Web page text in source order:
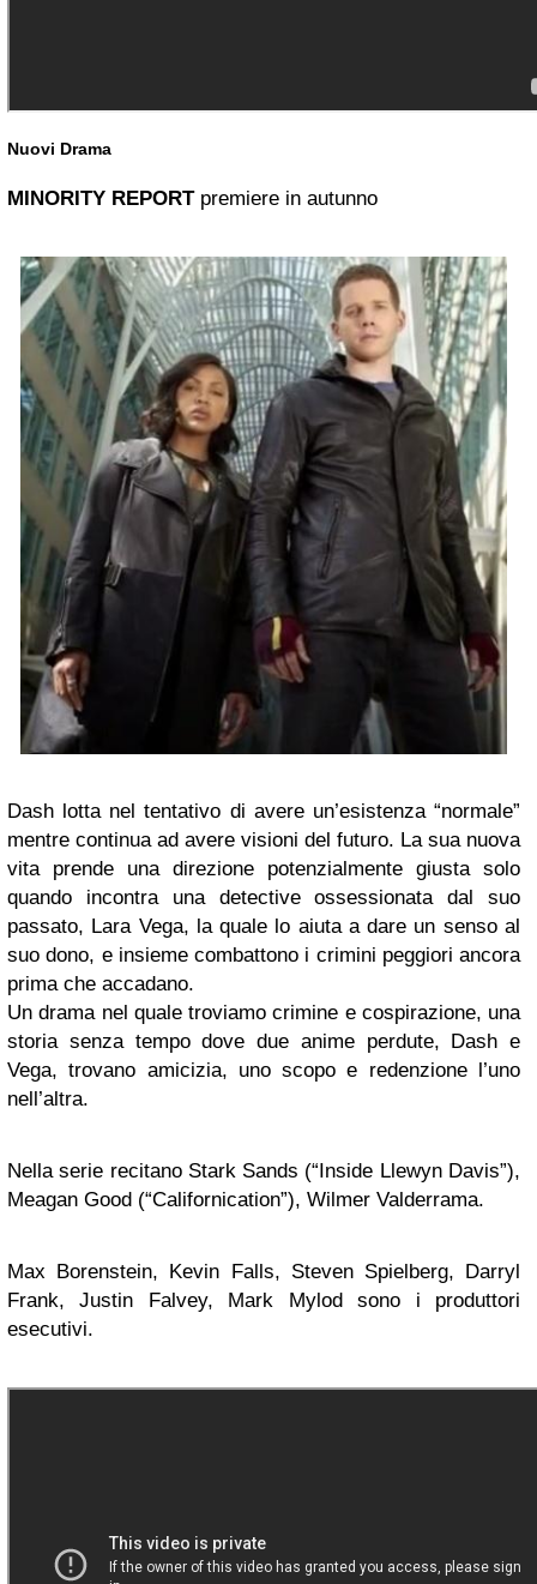
Nuovi Drama
MINORITY REPORT premiere in autunno
Dash lotta nel tentativo di avere un’esistenza “normale”
mentre continua ad avere visioni del futuro. La sua nuova
vita prende una direzione potenzialmente giusta solo
quando incontra una detective ossessionata dal suo
passato, Lara Vega, la quale lo aiuta a dare un senso al
suo dono, e insieme combattono i crimini peggiori ancora
prima che accadano.
Un drama nel quale troviamo crimine e cospirazione, una
storia senza tempo dove due anime perdute, Dash e
Vega, trovano amicizia, uno scopo e redenzione l’uno
nell’altra.
Nella serie recitano Stark Sands (“Inside Llewyn Davis”),
Meagan Good (“Californication”), Wilmer Valderrama.
Max Borenstein, Kevin Falls, Steven Spielberg, Darryl
Frank, Justin Falvey, Mark Mylod sono i produttori
esecutivi.